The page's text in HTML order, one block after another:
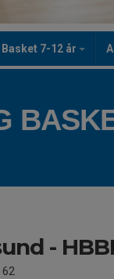
Basket 7-12 år
-
62